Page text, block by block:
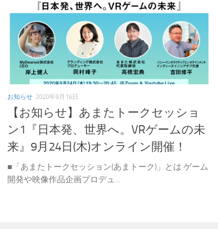
お知らせ 2020年9月16日
【お知らせ】あまたトークセッショ
ン1『日本発、世界へ。VRゲームの未
来』9月24日(木)オンライン開催！
■「あまたトークセッション(あまトーク)」とは ゲーム
開発や映像作品企画プロデュ...